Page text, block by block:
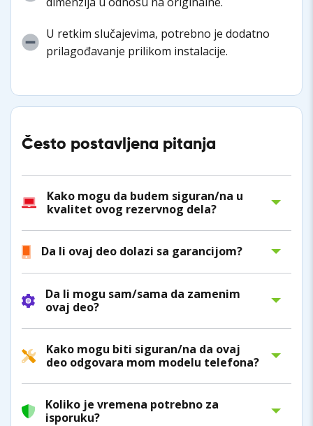
U retkim slučajevima, potrebno je dodatno
prilagođavanje prilikom instalacije.
Često postavljena pitanja
Kako mogu da budem siguran/na u
kvalitet ovog rezervnog dela?
Da li ovaj deo dolazi sa garancijom?
Da li mogu sam/sama da zamenim
ovaj deo?
Kako mogu biti siguran/na da ovaj
deo odgovara mom modelu telefona?
Koliko je vremena potrebno za
isporuku?